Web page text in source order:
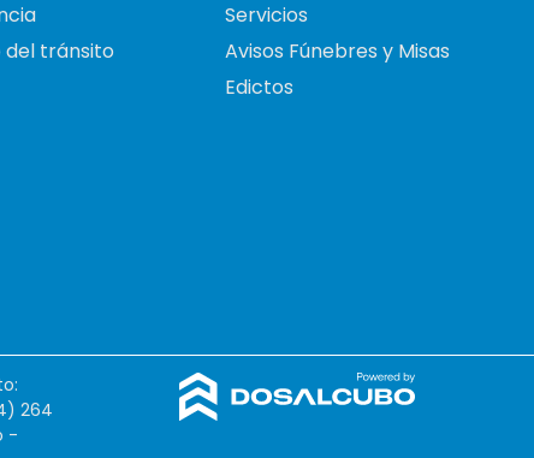
del tránsito
Servicios
Avisos Fúnebres y Misas
Edictos
264
-